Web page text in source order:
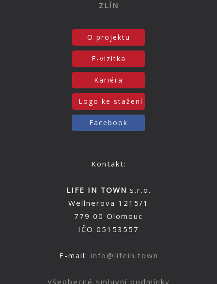
ZLÍN
O projektu
E-vizitka
Kariéra
Logo ke stažení
Facebook
Kontakt:
LIFE IN TOWN s.r.o.
Wellnerova 1215/1
779 00 Olomouc
IČO 05153557
E-mail: info@lifein.town
Všeobecné smluvní podmínky